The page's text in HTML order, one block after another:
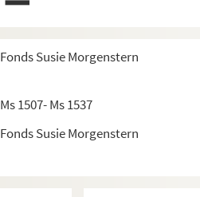
Fonds Susie Morgenstern
Ms 1507- Ms 1537
Fonds Susie Morgenstern